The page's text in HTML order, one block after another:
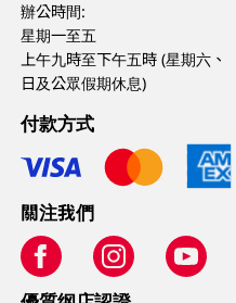
辦公時間:
星期一至五
上午九時至下午五時 (星期六、
日及公眾假期休息)
付款方式
關注我們